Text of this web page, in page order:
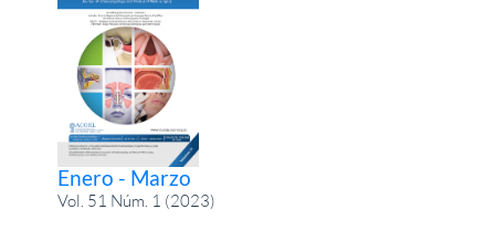
Enero - Marzo
Vol. 51 Núm. 1 (2023)